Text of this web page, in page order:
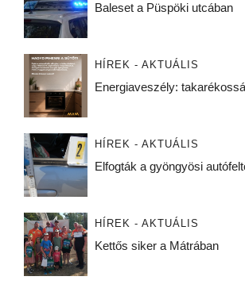
Baleset a Püspöki utcában
HÍREK - AKTUÁLIS
Energiaveszély:
HÍREK - AKTUÁLIS
Elfogták a gyöngyösi
HÍREK - AKTUÁLIS
Kettős siker a Mátrában